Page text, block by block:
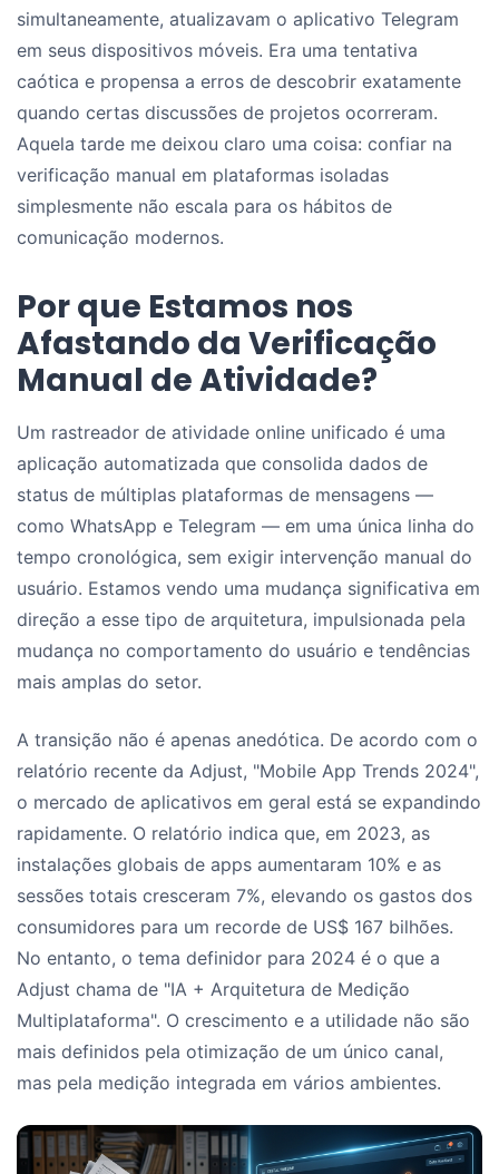
simultaneamente, atualizavam o aplicativo Telegram
em seus dispositivos móveis. Era uma tentativa
caótica e propensa a erros de descobrir exatamente
quando certas discussões de projetos ocorreram.
Aquela tarde me deixou claro uma coisa: confiar na
verificação manual em plataformas isoladas
simplesmente não escala para os hábitos de
comunicação modernos.
Por que Estamos nos
Afastando da Verificação
Manual de Atividade?
Um rastreador de atividade online unificado é uma
aplicação automatizada que consolida dados de
status de múltiplas plataformas de mensagens —
como WhatsApp e Telegram — em uma única linha do
tempo cronológica, sem exigir intervenção manual do
usuário. Estamos vendo uma mudança significativa em
direção a esse tipo de arquitetura, impulsionada pela
mudança no comportamento do usuário e tendências
mais amplas do setor.
A transição não é apenas anedótica. De acordo com o
relatório recente da Adjust, "Mobile App Trends 2024",
o mercado de aplicativos em geral está se expandindo
rapidamente. O relatório indica que, em 2023, as
instalações globais de apps aumentaram 10% e as
sessões totais cresceram 7%, elevando os gastos dos
consumidores para um recorde de US$ 167 bilhões.
No entanto, o tema definidor para 2024 é o que a
Adjust chama de "IA + Arquitetura de Medição
Multiplataforma". O crescimento e a utilidade não são
mais definidos pela otimização de um único canal,
mas pela medição integrada em vários ambientes.